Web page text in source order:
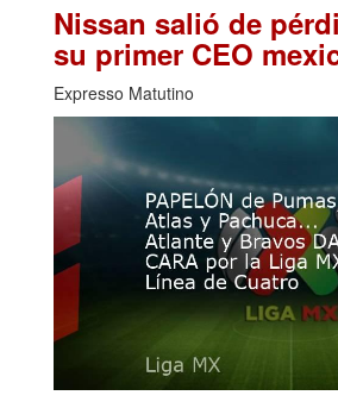
Nissan salió de
su primer CEO
Expresso Matutino